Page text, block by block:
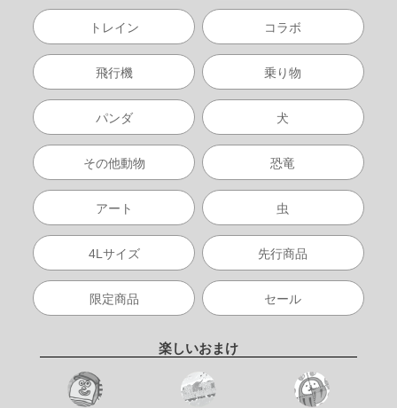
トレイン コラボ
飛行機 乗り物
パンダ 犬
その他動物 恐竜
アート 虫
4Lサイズ 先行商品
限定商品 セール
楽しいおまけ